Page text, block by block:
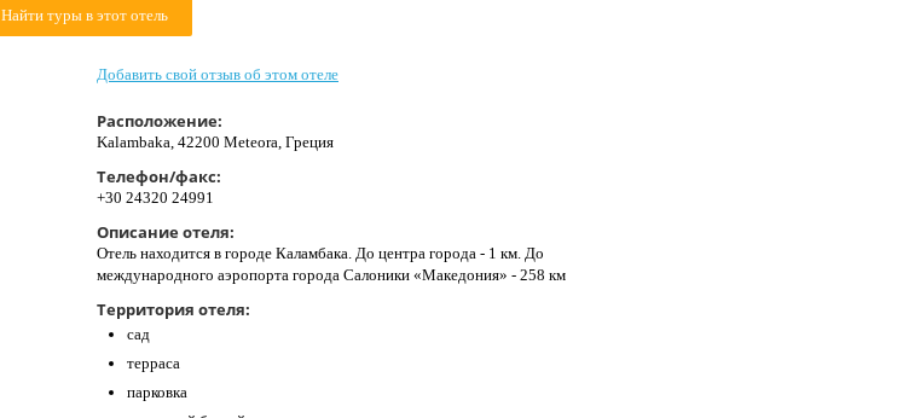
Найти туры в этот отель
Добавить свой отзыв об этом отеле
Расположение:
Kalambaka, 42200 Meteora, Греция
Телефон/факс:
+30 24320 24991
Описание отеля:
Отель находится в городе Каламбака. До центра города - 1 км. До
международного аэропорта города Салоники «Македония» - 258 км
Территория отеля:
сад
терраса
парковка